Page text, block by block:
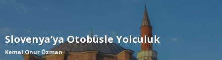
Slovenya’ya Otobüsle Yolculuk
Kemal Onur Özman